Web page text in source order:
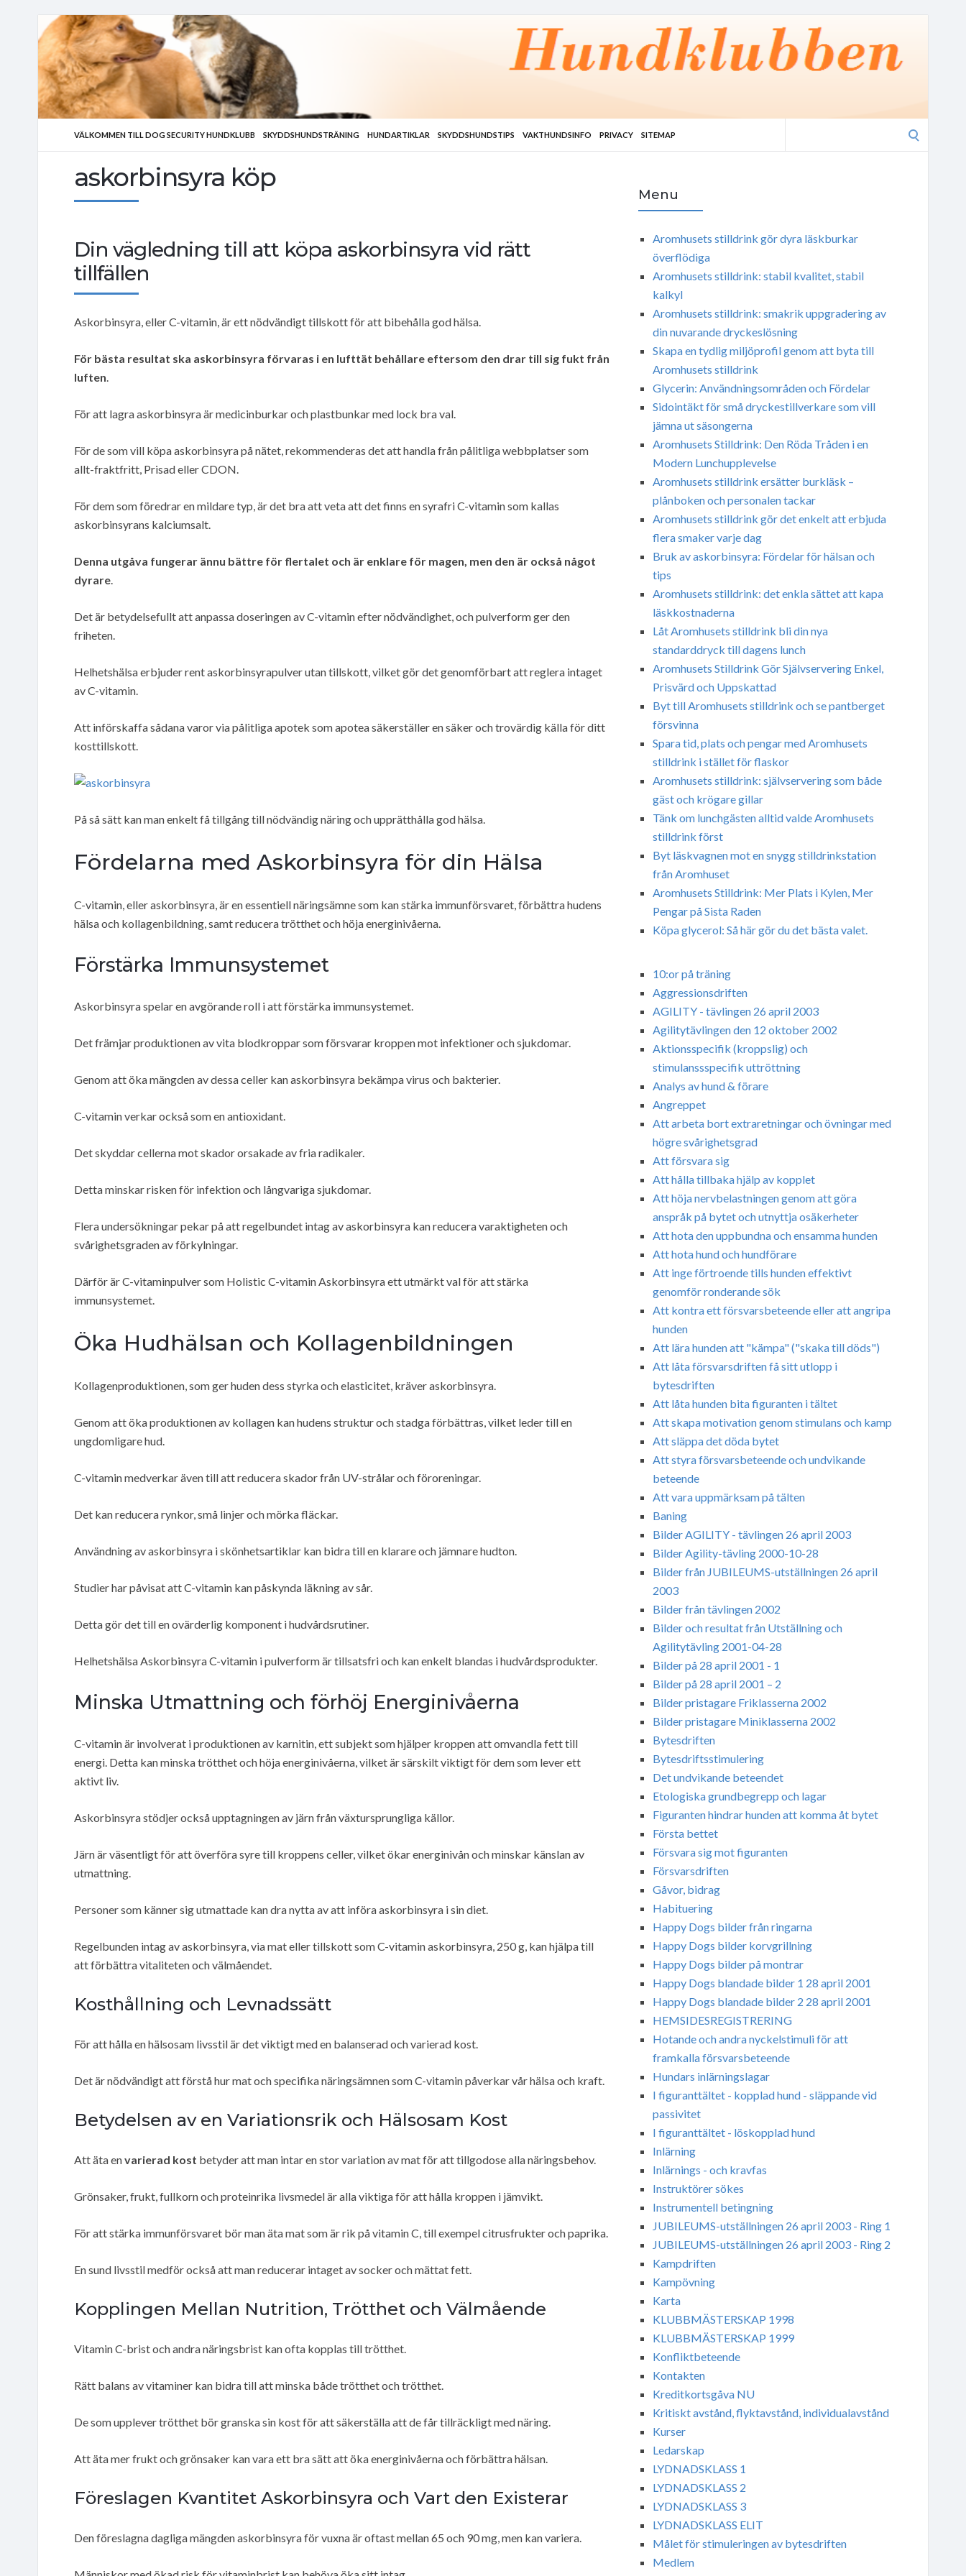
VÄLKOMMEN TILL DOG SECURITY HUNDKLUBB SKYDDSHUNDSTRÄNING HUNDARTIKLAR SKYDDSHUNDSTIPS VAKTHUNDSINFO PRIVACY SITEMAP
askorbinsyra köp
Din vägledning till att köpa askorbinsyra vid rätt
tillfällen
Askorbinsyra, eller C-vitamin, är ett nödvändigt tillskott för att bibehålla god hälsa.
För bästa resultat ska askorbinsyra förvaras i en lufttät behållare eftersom den drar till sig fukt från
luften.
För att lagra askorbinsyra är medicinburkar och plastbunkar med lock bra val.
För de som vill köpa askorbinsyra på nätet, rekommenderas det att handla från pålitliga webbplatser som
allt-fraktfritt, Prisad eller CDON.
För dem som föredrar en mildare typ, är det bra att veta att det finns en syrafri C-vitamin som kallas
askorbinsyrans kalciumsalt.
Denna utgåva fungerar ännu bättre för flertalet och är enklare för magen, men den är också något
dyrare.
Det är betydelsefullt att anpassa doseringen av C-vitamin efter nödvändighet, och pulverform ger den
friheten.
Helhetshälsa erbjuder rent askorbinsyrapulver utan tillskott, vilket gör det genomförbart att reglera intaget
av C-vitamin.
Att införskaffa sådana varor via pålitliga apotek som apotea säkerställer en säker och trovärdig källa för ditt
kosttillskott.
På så sätt kan man enkelt få tillgång till nödvändig näring och upprätthålla god hälsa.
Fördelarna med Askorbinsyra för din Hälsa
C-vitamin, eller askorbinsyra, är en essentiell näringsämne som kan stärka immunförsvaret, förbättra hudens
hälsa och kollagenbildning, samt reducera trötthet och höja energinivåerna.
Förstärka Immunsystemet
Askorbinsyra spelar en avgörande roll i att förstärka immunsystemet.
Det främjar produktionen av vita blodkroppar som försvarar kroppen mot infektioner och sjukdomar.
Genom att öka mängden av dessa celler kan askorbinsyra bekämpa virus och bakterier.
C-vitamin verkar också som en antioxidant.
Det skyddar cellerna mot skador orsakade av fria radikaler.
Detta minskar risken för infektion och långvariga sjukdomar.
Flera undersökningar pekar på att regelbundet intag av askorbinsyra kan reducera varaktigheten och
svårighetsgraden av förkylningar.
Därför är C-vitaminpulver som Holistic C-vitamin Askorbinsyra ett utmärkt val för att stärka
immunsystemet.
Öka Hudhälsan och Kollagenbildningen
Kollagenproduktionen, som ger huden dess styrka och elasticitet, kräver askorbinsyra.
Genom att öka produktionen av kollagen kan hudens struktur och stadga förbättras, vilket leder till en
ungdomligare hud.
C-vitamin medverkar även till att reducera skador från UV-strålar och föroreningar.
Det kan reducera rynkor, små linjer och mörka fläckar.
Användning av askorbinsyra i skönhetsartiklar kan bidra till en klarare och jämnare hudton.
Studier har påvisat att C-vitamin kan påskynda läkning av sår.
Detta gör det till en ovärderlig komponent i hudvårdsrutiner.
Helhetshälsa Askorbinsyra C-vitamin i pulverform är tillsatsfri och kan enkelt blandas i hudvårdsprodukter.
Minska Utmattning och förhöj Energinivåerna
C-vitamin är involverat i produktionen av karnitin, ett subjekt som hjälper kroppen att omvandla fett till
energi. Detta kan minska trötthet och höja energinivåerna, vilket är särskilt viktigt för dem som lever ett
aktivt liv.
Askorbinsyra stödjer också upptagningen av järn från växtursprungliga källor.
Järn är väsentligt för att överföra syre till kroppens celler, vilket ökar energinivån och minskar känslan av
utmattning.
Personer som känner sig utmattade kan dra nytta av att införa askorbinsyra i sin diet.
Regelbunden intag av askorbinsyra, via mat eller tillskott som C-vitamin askorbinsyra, 250 g, kan hjälpa till
att förbättra vitaliteten och välmåendet.
Kosthållning och Levnadssätt
För att hålla en hälsosam livsstil är det viktigt med en balanserad och varierad kost.
Det är nödvändigt att förstå hur mat och specifika näringsämnen som C-vitamin påverkar vår hälsa och kraft.
Betydelsen av en Variationsrik och Hälsosam Kost
Att äta envarierad kost betyder att man intar en stor variation av mat för att tillgodose alla näringsbehov.
Grönsaker, frukt, fullkorn och proteinrika livsmedel är alla viktiga för att hålla kroppen i jämvikt.
För att stärka immunförsvaret bör man äta mat som är rik på vitamin C, till exempel citrusfrukter och paprika.
En sund livsstil medför också att man reducerar intaget av socker och mättat fett.
Kopplingen Mellan Nutrition, Trötthet och Välmående
Vitamin C-brist och andra näringsbrist kan ofta kopplas till trötthet.
Rätt balans av vitaminer kan bidra till att minska både trötthet och trötthet.
De som upplever trötthet bör granska sin kost för att säkerställa att de får tillräckligt med näring.
Att äta mer frukt och grönsaker kan vara ett bra sätt att öka energinivåerna och förbättra hälsan.
Föreslagen Kvantitet Askorbinsyra och Vart den Existerar
Den föreslagna dagliga mängden askorbinsyra för vuxna är oftast mellan 65 och 90 mg, men kan variera.
Menu
Aromhusets stilldrink gör dyra läskburkar
överflödiga
Aromhusets stilldrink: stabil kvalitet, stabil
kalkyl
Aromhusets stilldrink: smakrik uppgradering av
din nuvarande dryckeslösning
Skapa en tydlig miljöprofil genom att byta till
Aromhusets stilldrink
Glycerin: Användningsområden och Fördelar
Sidointäkt för små dryckestillverkare som vill
jämna ut säsongerna
Aromhusets Stilldrink: Den Röda Tråden i en
Modern Lunchupplevelse
Aromhusets stilldrink ersätter burkläsk –
plånboken och personalen tackar
Aromhusets stilldrink gör det enkelt att erbjuda
flera smaker varje dag
Bruk av askorbinsyra: Fördelar för hälsan och
tips
Aromhusets stilldrink: det enkla sättet att kapa
läskkostnaderna
Låt Aromhusets stilldrink bli din nya
standarddryck till dagens lunch
Aromhusets Stilldrink Gör Självservering Enkel,
Prisvärd och Uppskattad
Byt till Aromhusets stilldrink och se pantberget
försvinna
Spara tid, plats och pengar med Aromhusets
stilldrink i stället för flaskor
Aromhusets stilldrink: självservering som både
gäst och krögare gillar
Tänk om lunchgästen alltid valde Aromhusets
stilldrink först
Byt läskvagnen mot en snygg stilldrinkstation
från Aromhuset
Aromhusets Stilldrink: Mer Plats i Kylen, Mer
Pengar på Sista Raden
Köpa glycerol: Så här gör du det bästa valet.
10:or på träning
Aggressionsdriften
AGILITY - tävlingen 26 april 2003
Agilitytävlingen den 12 oktober 2002
Aktionsspecifik (kroppslig) och
stimulanssspecifik uttröttning
Analys av hund & förare
Angreppet
Att arbeta bort extraretningar och övningar med
högre svårighetsgrad
Att försvara sig
Att hålla tillbaka hjälp av kopplet
Att höja nervbelastningen genom att göra
anspråk på bytet och utnyttja osäkerheter
Att hota den uppbundna och ensamma hunden
Att hota hund och hundförare
Att inge förtroende tills hunden effektivt
genomför ronderande sök
Att kontra ett försvarsbeteende eller att angripa
hunden
Att lära hunden att "kämpa" ("skaka till döds")
Att låta försvarsdriften få sitt utlopp i
bytesdriften
Att låta hunden bita figuranten i tältet
Att skapa motivation genom stimulans och kamp
Att släppa det döda bytet
Att styra försvarsbeteende och undvikande
beteende
Att vara uppmärksam på tälten
Baning
Bilder AGILITY - tävlingen 26 april 2003
Bilder Agility-tävling 2000-10-28
Bilder från JUBILEUMS-utställningen 26 april
2003
Bilder från tävlingen 2002
Bilder och resultat från Utställning och
Agilitytävling 2001-04-28
Bilder på 28 april 2001 - 1
Bilder på 28 april 2001 – 2
Bilder pristagare Friklasserna 2002
Bilder pristagare Miniklasserna 2002
Bytesdriften
Bytesdriftsstimulering
Det undvikande beteendet
Etologiska grundbegrepp och lagar
Figuranten hindrar hunden att komma åt bytet
Första bettet
Försvara sig mot figuranten
Försvarsdriften
Gåvor, bidrag
Habituering
Happy Dogs bilder från ringarna
Happy Dogs bilder korvgrillning
Happy Dogs bilder på montrar
Happy Dogs blandade bilder 1 28 april 2001
Happy Dogs blandade bilder 2 28 april 2001
HEMSIDESREGISTRERING
Hotande och andra nyckelstimuli för att
framkalla försvarsbeteende
Hundars inlärningslagar
I figuranttältet - kopplad hund - släppande vid
passivitet
I figuranttältet - löskopplad hund
Inlärning
Inlärnings - och kravfas
Instruktörer sökes
Instrumentell betingning
JUBILEUMS-utställningen 26 april 2003 - Ring 1
JUBILEUMS-utställningen 26 april 2003 - Ring 2
Kampdriften
Kampövning
Karta
KLUBBMÄSTERSKAP 1998
KLUBBMÄSTERSKAP 1999
Konfliktbeteende
Kontakten
Kreditkortsgåva NU
Kritiskt avstånd, flyktavstånd, individualavstånd
Kurser
Ledarskap
LYDNADSKLASS 1
LYDNADSKLASS 2
LYDNADSKLASS 3
LYDNADSKLASS ELIT
Målet för stimuleringen av bytesdriften
Medlem